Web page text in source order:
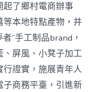
了鄉村電商辦事
本地特點產物，并
”手工制品brand，
屏風、小凳子加工
證實，施展青年人
商務平臺，引進新